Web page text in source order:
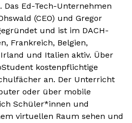
Ed-Tech-Unternehmen
(CEO) und Gregor
und ist im DACH-
Frankreich, Belgien,
und Italien aktiv. Über
kostenpflichtige
an. Der Unterricht
oder über mobile
Schüler*innen und
virtuellen Raum sehen und